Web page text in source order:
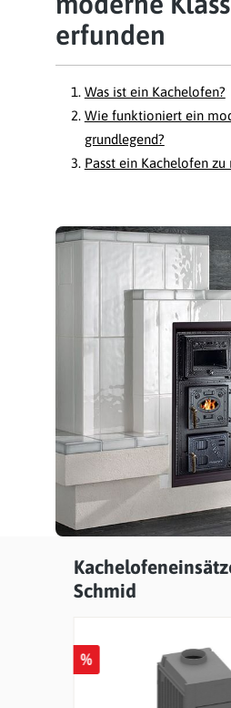
erfunden
Was ist ein Kachelofen?
Wie funktioniert ein
grundlegend?
Passt ein Kachelofen zu
Produktgalerie
Schmid
%